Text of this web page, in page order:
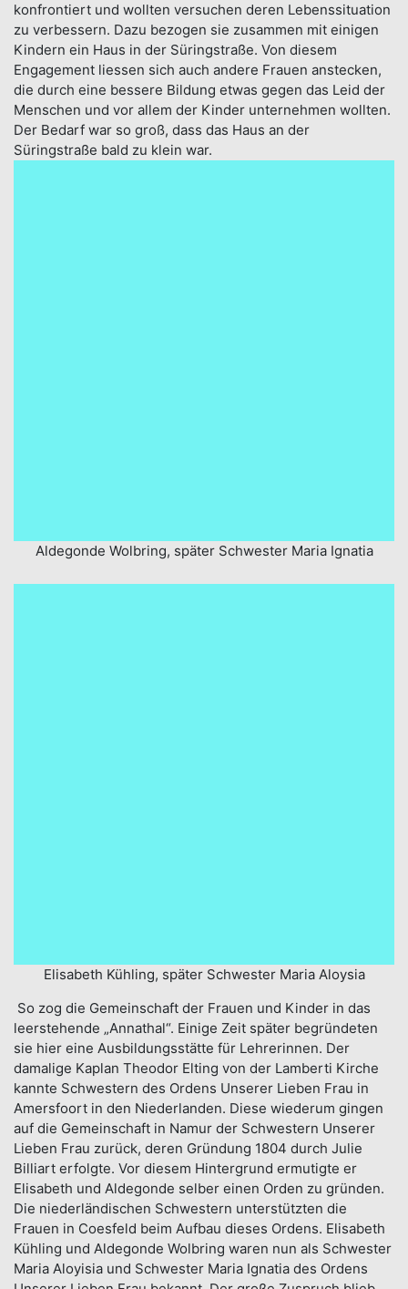
konfrontiert und wollten versuchen deren Lebenssituation
zu verbessern. Dazu bezogen sie zusammen mit einigen
Kindern ein Haus in der Süringstraße. Von diesem
Engagement liessen sich auch andere Frauen anstecken,
die durch eine bessere Bildung etwas gegen das Leid der
Menschen und vor allem der Kinder unternehmen wollten.
Der Bedarf war so groß, dass das Haus an der
Süringstraße bald zu klein war.
Aldegonde Wolbring, später Schwester Maria Ignatia
Elisabeth Kühling, später Schwester Maria Aloysia
So zog die Gemeinschaft der Frauen und Kinder in das
leerstehende „Annathal“. Einige Zeit später begründeten
sie hier eine Ausbildungsstätte für Lehrerinnen. Der
damalige Kaplan Theodor Elting von der Lamberti Kirche
kannte Schwestern des Ordens Unserer Lieben Frau in
Amersfoort in den Niederlanden. Diese wiederum gingen
auf die Gemeinschaft in Namur der Schwestern Unserer
Lieben Frau zurück, deren Gründung 1804 durch Julie
Billiart erfolgte. Vor diesem Hintergrund ermutigte er
Elisabeth und Aldegonde selber einen Orden zu gründen.
Die niederländischen Schwestern unterstützten die
Frauen in Coesfeld beim Aufbau dieses Ordens. Elisabeth
Kühling und Aldegonde Wolbring waren nun als Schwester
Maria Aloyisia und Schwester Maria Ignatia des Ordens